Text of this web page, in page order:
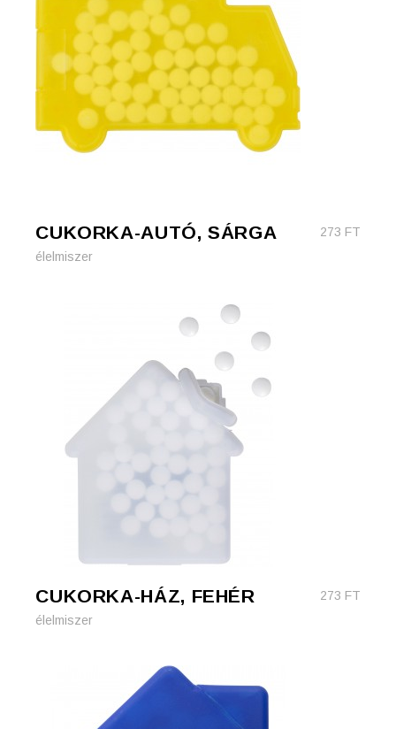
CUKORKA-AUTÓ, SÁRGA 273 FT
élelmiszer
CUKORKA-HÁZ, FEHÉR 273 FT
élelmiszer